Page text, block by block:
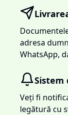
adresa
WhatsApp,
Veți fi
legătură cu